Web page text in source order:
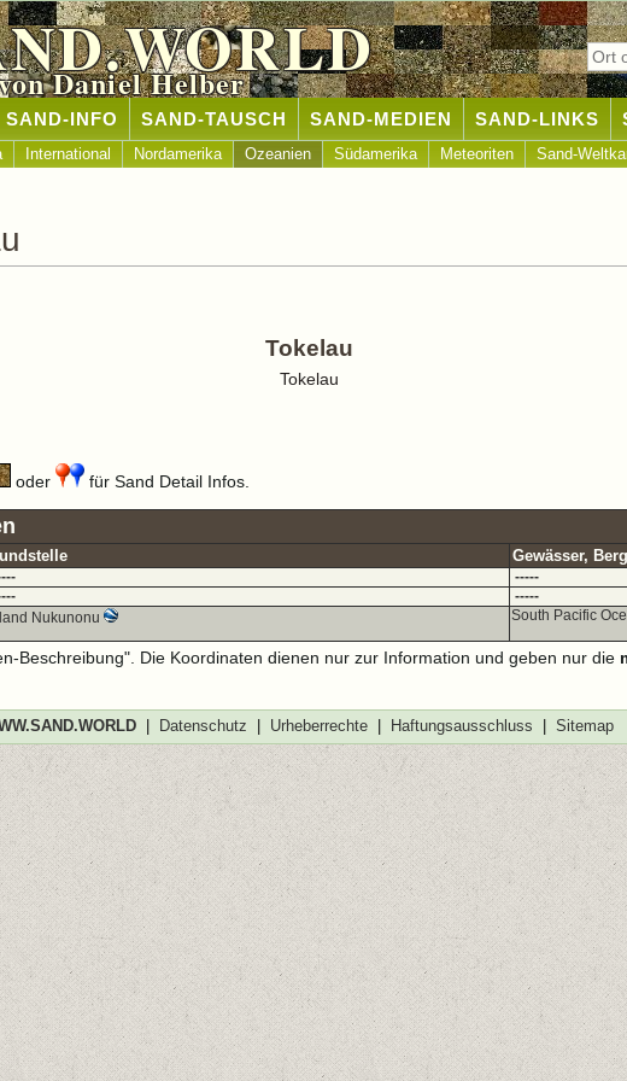
Daniel Helber
SAND-INFO SAND-TAUSCH SAND-MEDIEN SAND-LINKS
International Nordamerika Ozeanien Südamerika Meteoriten Sand-
Tokelau
Tokelau
oder für Sand Detail Infos.
Gewässer,
-----
-----
Nukunonu South Pacific
Beschreibung". Die Koordinaten dienen nur zur Information und geben nur die
| Datenschutz Urheberrechte| Haftungsausschluss Sitemap